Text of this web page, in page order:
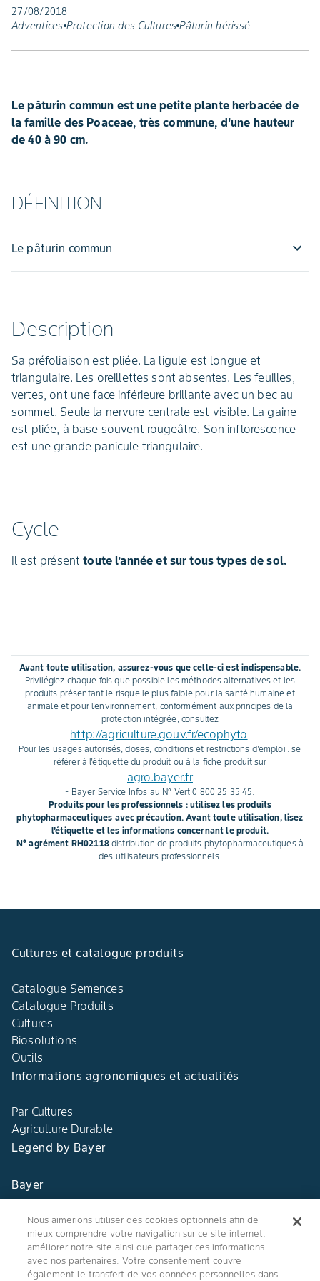
27/08/2018
Adventices Protection des Cultures Pâturin hérissé
Le pâturin commun est une petite plante herbacée de
la famille des Poaceae, très commune, d'une hauteur
de 40 à 90 cm.
DÉFINITION
Le pâturin commun
Description
Sa préfoliaison est pliée. La ligule est longue et
triangulaire. Les oreillettes sont absentes. Les feuilles,
vertes, ont une face inférieure brillante avec un bec au
sommet. Seule la nervure centrale est visible. La gaine
est pliée, à base souvent rougeâtre. Son inflorescence
est une grande panicule triangulaire.
Cycle
Il est présenttoute l’année et sur tous types de sol.
Avant toute utilisation, assurez-vous que celle-ci est indispensable.
Privilégiez chaque fois que possible les méthodes alternatives et les
produits présentant le risque le plus faible pour la santé humaine et
animale et pour l'environnement, conformément aux principes de la
protection intégrée, consultez
http://agriculture.gouv.fr/ecophyto .
Pour les usages autorisés, doses, conditions et restrictions d'emploi : se
référer à l'étiquette du produit ou à la fiche produit sur
agro.bayer.fr
- Bayer Service Infos au N° Vert 0 800 25 35 45.
Produits pour les professionnels : utilisez les produits
phytopharmaceutiques avec précaution. Avant toute utilisation, lisez
l'étiquette et les informations concernant le produit.
N° agrément RH02118distribution de produits phytopharmaceutiques à
des utilisateurs professionnels.
Cultures et catalogue produits
Catalogue Semences
Catalogue Produits
Cultures
Biosolutions
Outils
Informations agronomiques et actualités
Par Cultures
Agriculture Durable
Legend by Bayer
Bayer
Contact
Qui sommes nous ?
Nous aimerions utiliser des cookies optionnels afin de
mieux comprendre votre navigation sur ce site internet,
améliorer notre site ainsi que partager ces informations
avec nos partenaires. Votre consentement couvre
également le transfert de vos données personnelles dans